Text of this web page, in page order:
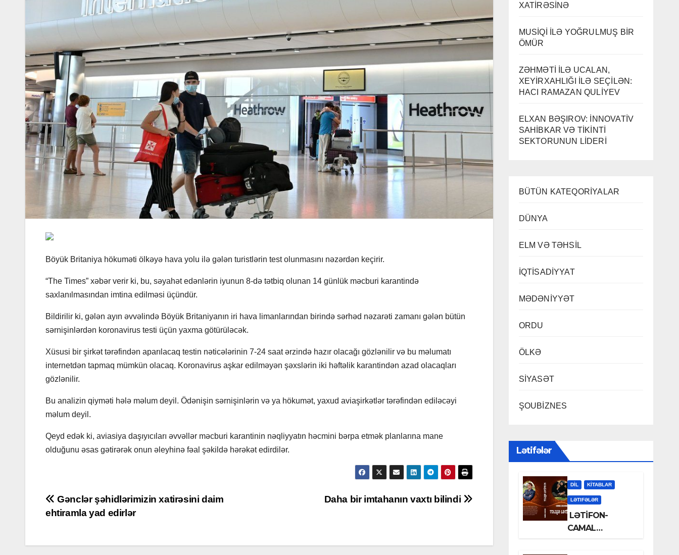
Böyük Britaniya hökuməti ölkəyə hava yolu ilə gələn turistlərin test olunmasını nəzərdən keçirir.
“The Times” xəbər verir ki, bu, səyahət edənlərin iyunun 8-də tətbiq olunan 14 günlük məcburi karantində
saxlanılmasından imtina edilməsi üçündür.
Bildirilir ki, gələn ayın əvvəlində Böyük Britaniyanın iri hava limanlarından birində sərhəd nəzarəti zamanı gələn bütün
sərnişinlərdən koronavirus testi üçün yaxma götürüləcək.
Xüsusi bir şirkət tərəfindən aparılacaq testin nəticələrinin 7-24 saat ərzində hazır olacağı gözlənilir və bu məlumatı
internetdən tapmaq mümkün olacaq. Koronavirus aşkar edilməyən şəxslərin iki həftəlik karantindən azad olacaqları
gözlənilir.
Bu analizin qiyməti hələ məlum deyil. Ödənişin sərnişinlərin və ya hökumət, yaxud aviaşirkətlər tərəfindən ediləcəyi
məlum deyil.
Qeyd edək ki, aviasiya daşıyıcıları əvvəllər məcburi karantinin nəqliyyatın həcmini bərpa etmək planlarına mane
olduğunu əsas gətirərək onun əleyhinə fəal şəkildə hərəkət edirdilər.
Post
navigation
Daha bir imtahanın vaxtı bilindi
Gənclər şəhidlərimizin xatirəsini daim
ehtiramla yad edirlər
XATİRƏSİNƏ
MUSİQİ İLƏ YOĞRULMUŞ BİR
ÖMÜR
ZƏHMƏTİ İLƏ UCALAN,
XEYİRXAHLIĞI İLƏ SEÇİLƏN:
HACI RAMAZAN QULİYEV
ELXAN BƏŞIROV: İNNOVATİV
SAHİBKAR VƏ TİKİNTİ
SEKTORUNUN LİDERİ
BÜTÜN KATEQORİYALAR
DÜNYA
ELM VƏ TƏHSİL
İQTİSADİYYAT
MƏDƏNİYYƏT
ORDU
ÖLKƏ
SİYASƏT
ŞOUBİZNES
Lətifələr
DİL KİTABLAR
LƏTIFƏLƏR
LƏTİFON-
CAMAL